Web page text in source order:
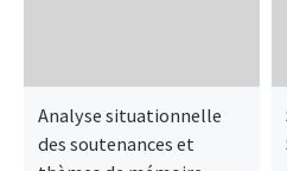
Analyse situationnelle
des soutenances et